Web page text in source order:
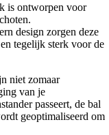
is ontworpen voor
design zorgen deze
tegelijk sterk voor de
niet zomaar
van je
passeert, de bal
geoptimaliseerd om